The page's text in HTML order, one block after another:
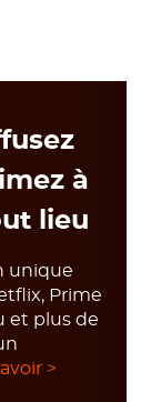
à
lieu
unique
Prime
et plus de
>